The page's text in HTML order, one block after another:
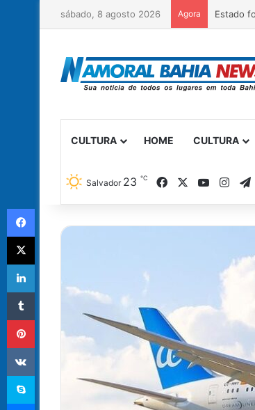
sábado, 8 agosto 2026 Agora
CULTURA HOME CULTURA
Salvador 23 ℃ FacebookYouTube
Facebook
X
Linkedin
Tumblr
Pinterest
VK
Skype
Messenger